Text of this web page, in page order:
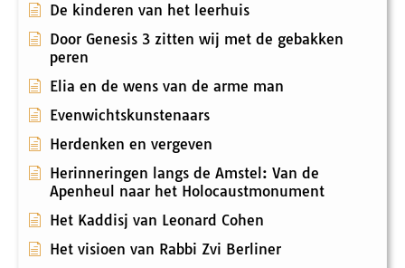
De kinderen van het leerhuis
Door Genesis 3 zitten wij met de gebakken
peren
Elia en de wens van de arme man
Evenwichtskunstenaars
Herdenken en vergeven
Herinneringen langs de Amstel: Van de
Apenheul naar het Holocaustmonument
Het Kaddisj van Leonard Cohen
Het visioen van Rabbi Zvi Berliner